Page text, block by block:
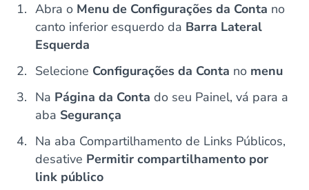
Abra o Menu de Configurações da Conta no
canto inferior esquerdo da Barra Lateral
Esquerda
Selecione Configurações da Conta no menu
Na Página da Conta do seu Painel, vá para a
aba Segurança
Na aba Compartilhamento de Links Públicos,
desative Permitir compartilhamento por
link público